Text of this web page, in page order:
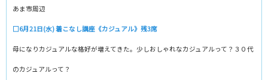
あま市周辺
□6月21日(水) 着こなし講座《カジュアル》残3席
母になりカジュアルな格好が増えてきた。少しおしゃれなカジュアルって？３０代
のカジュアルって？